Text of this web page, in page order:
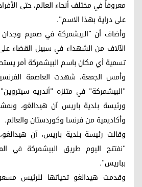
معروفاً في مختلف أنحاء العالم، حتى
على دراية بهذا الاسم".
وأضاف أن "البيشمركة في صميم وجدان
الآلاف من الشهداء في سبيل القضاء على
تسمية أي مكان باسم البيشمركة أمر
وأمس الجمعة، شهدت العاصمة
"البيشمركة" في متنزه "أندريه
ورئيسة بلدية باريس آن هيدالغو،
وأكاديمية من فرنسا وكوردستان والعالم.
وقالت رئيسة بلدية باريس، آن
"نفتتح اليوم طريق البيشمركة في
بباريس".
وقدمت هيدالغو تحياتها للرئيس